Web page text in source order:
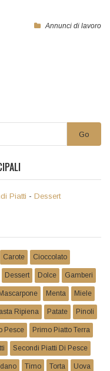
Annunci di lavoro
Go
Piatti - Dessert
Carote Cioccolato
Dessert Dolce Gamberi
Mascarpone Menta Miele
Ripiena Patate Pinoli
Pesce Primo Piatto Terra
Secondi Piatti Di Pesce
Timo Torta Uova